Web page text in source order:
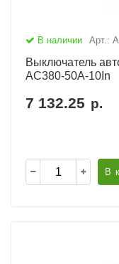
В наличии Арт.:
Выключатель
AC380-50А-10In
7 132.25 р.
В